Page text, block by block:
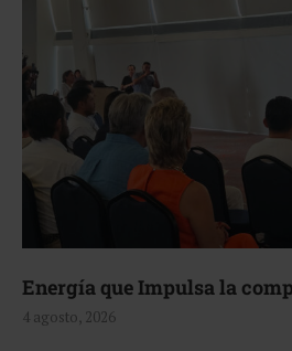
Energía que Impulsa la
4 agosto, 2026